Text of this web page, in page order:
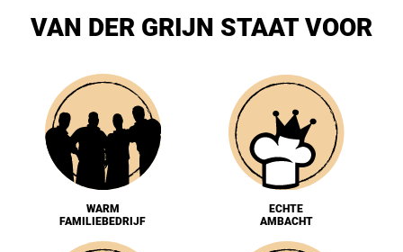
VAN DER GRIJN STAAT VOOR
WARM
FAMILIEBEDRIJF
ECHTE
AMBACHT